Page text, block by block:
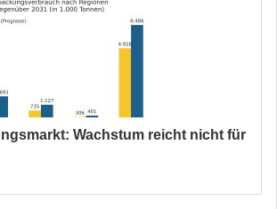
Wachstum reicht nicht für